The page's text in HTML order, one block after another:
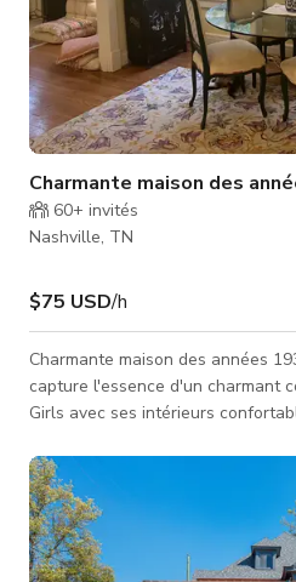
Charmante maison des
60+ invités
Nashville, TN
$75 USD/h
Charmante maison des années 1930 à
capture l'essence d'un charmant
Girls avec ses intérieurs
accueillant et nostalgique, parfait
recherchant une touche de
des années 1930 est situé dans
d'arbres à West Nashville.